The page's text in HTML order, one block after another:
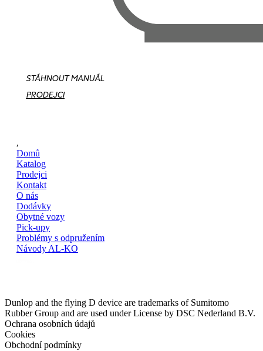
STÁHNOUT MANUÁL
PRODEJCI
,
Domů
Katalog
Prodejci
Kontakt
O nás
Dodávky
Obytné vozy
Pick-upy
Problémy s odpružením
Návody AL-KO
Dunlop and the flying D device are trademarks of Sumitomo
Rubber Group and are used under License by DSC Nederland B.V.
Ochrana osobních údajů
Cookies
Obchodní podmínky